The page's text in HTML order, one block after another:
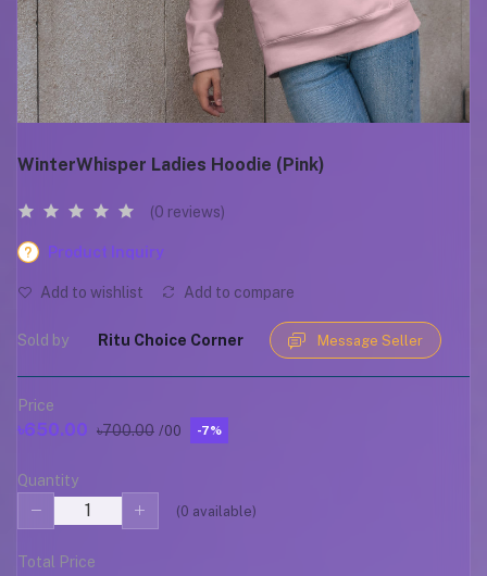
WinterWhisper Ladies Hoodie (Pink)
(0 reviews)
Product Inquiry
Add to wishlist Add to compare
Sold by Ritu Choice Corner Message Seller
Price
৳650.00 ৳700.00 /00 -7%
Quantity
(0 available)
Total Price